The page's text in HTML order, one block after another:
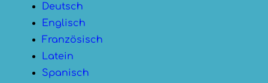
Deutsch
Englisch
Französisch
Latein
Spanisch